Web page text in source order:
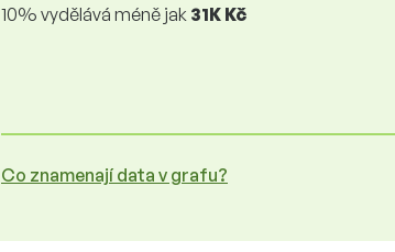
10% vydělává méně jak 31K Kč
Co znamenají data v grafu?